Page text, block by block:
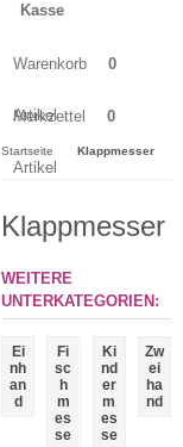
Kasse
Warenkorb 0
Artikel
Merkzettel 0
Artikel
Startseite Klappmesser
Klappmesser
WEITERE
UNTERKATEGORIEN:
Ei
nh
an
d
Fi
sc
h
m
es
se
Ki
nd
er
m
es
se
Zw
ei
ha
nd